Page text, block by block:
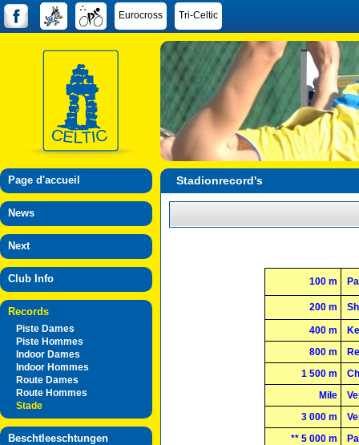
Eurocross Tri-Celtic
Page d'accueil
News
Next
Club Info
Records
Piste Dames
Piste Hommes
Indoor Dames
Indoor Hommes
Route Dames
Route Hommes
Stade
Beschtleeschtungen
Stadionrecord's
100 m
200 m
400 m
800 m
1 500 m
Mile
3 000 m
** 5 000 m